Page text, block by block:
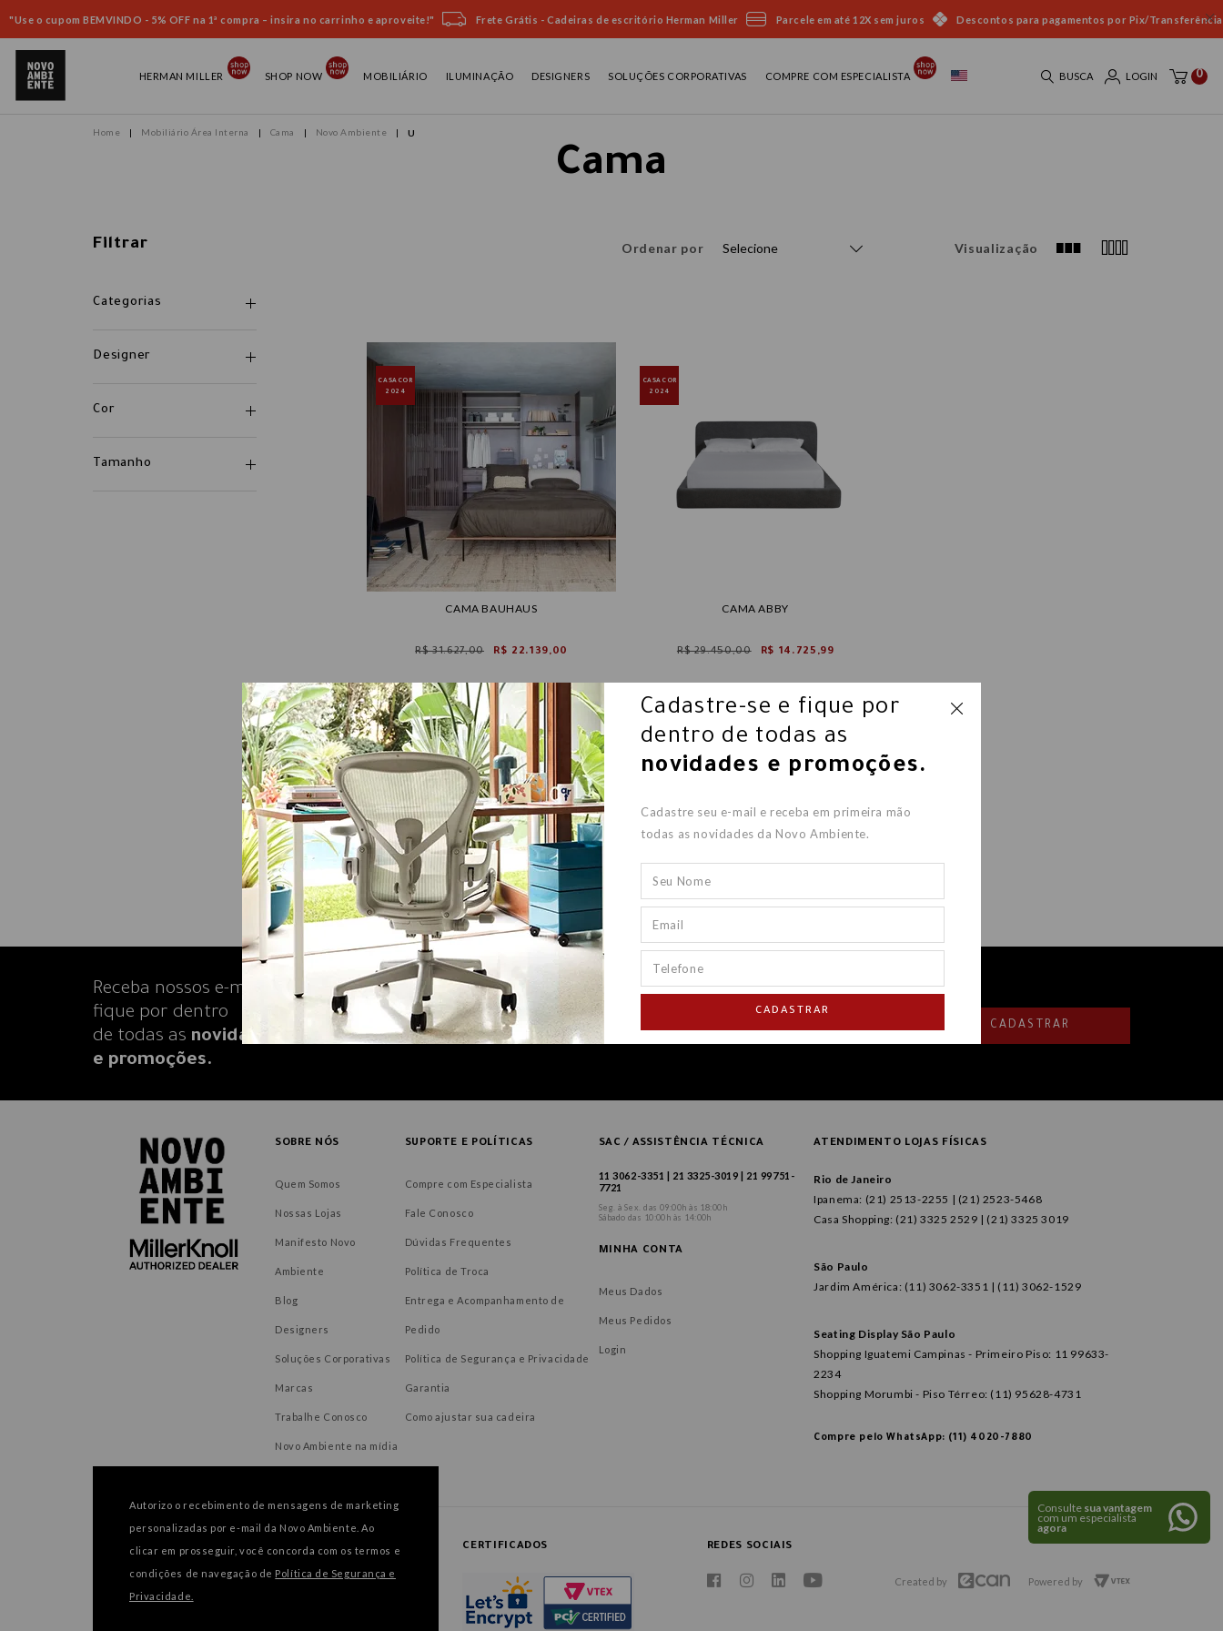
"Use o cupom BEMVINDO - 5% OFF na 1ª compra – insira no carrinho e aproveite!" Frete Grátis - Cadeiras de escritório Herman Miller Parcele em até 12X sem juros Descontos para pagamentos por Pix/Transferência
HERMAN MILLER SHOP NOW MOBILIÁRIO ILUMINAÇÃO DESIGNERS SOLUÇÕES CORPORATIVAS COMPRE COM ESPECIALISTA BUSCA LOGIN 0
Mobiliário Área Interna Cama Novo Ambiente U
Cama
Filtrar
Categorias
Designer
Cor
Tamanho
Ordenar por Selecione Visualização
CAMA BAUHAUS
R$ 31.627,00 R$ 22.139,00
CASACOR
2024
CAMA ABBY
R$ 29.450,00 R$ 14.725,99
CASACOR
2024
Receba nossos e-mails e
fique por dentro
de todas as novidades
e promoções.
CADASTRAR
SOBRE NÓS
Quem Somos
Nossas Lojas
Manifesto Novo
Ambiente
Blog
Designers
Soluções Corporativas
Marcas
Trabalhe Conosco
Novo Ambiente na mídia
SUPORTE E POLÍTICAS
Compre com Especialista
Fale Conosco
Dúvidas Frequentes
Política de Troca
Entrega e Acompanhamento de
Pedido
Política de Segurança e Privacidade
Garantia
Como ajustar sua cadeira
SAC / ASSISTÊNCIA TÉCNICA
11 3062-3351 | 21 3325-3019 | 21 99751-
7721
Seg. à Sex. das 09:00h às 18:00h
Sábado das 10:00h às 14:00h
MINHA CONTA
Meus Dados
Meus Pedidos
Login
ATENDIMENTO LOJAS FÍSICAS
Rio de Janeiro
Ipanema: (21) 2513-2255 | (21) 2523-5468
Casa Shopping: (21) 3325 2529 | (21) 3325 3019
São Paulo
Jardim América: (11) 3062-3351 | (11) 3062-1529
Seating Display São Paulo
Shopping Iguatemi Campinas - Primeiro Piso: 11 99633-
2234
Shopping Morumbi - Piso Térreo: (11) 95628-4731
Compre pelo WhatsApp: (11) 4020-7880
FORMAS DE PAGAMENTO CERTIFICADOS REDES SOCIAIS
Created by Powered by
Cadastre-se e fique por
dentro de todas as
novidades e promoções.
Cadastre seu e-mail e receba em primeira mão
todas as novidades da Novo Ambiente.
CADASTRAR
Autorizo o recebimento de mensagens de marketing
personalizadas por e-mail da Novo Ambiente. Ao
clicar em prosseguir, você concorda com os termos e
condições de navegação de Política de Segurança e
Privacidade.
Consulte sua vantagem
com um especialista
agora